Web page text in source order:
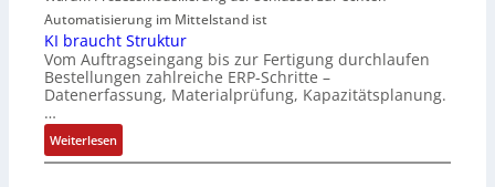
u
e
r
V
e
t
r
Automatisierung im Mittelstand ist
KI braucht Struktur
Vom Auftragseingang bis zur Fertigung durchlaufen
Bestellungen zahlreiche ERP-Schritte –
Datenerfassung, Materialprüfung, Kapazitätsplanung.
…
Weiterlesen:
K